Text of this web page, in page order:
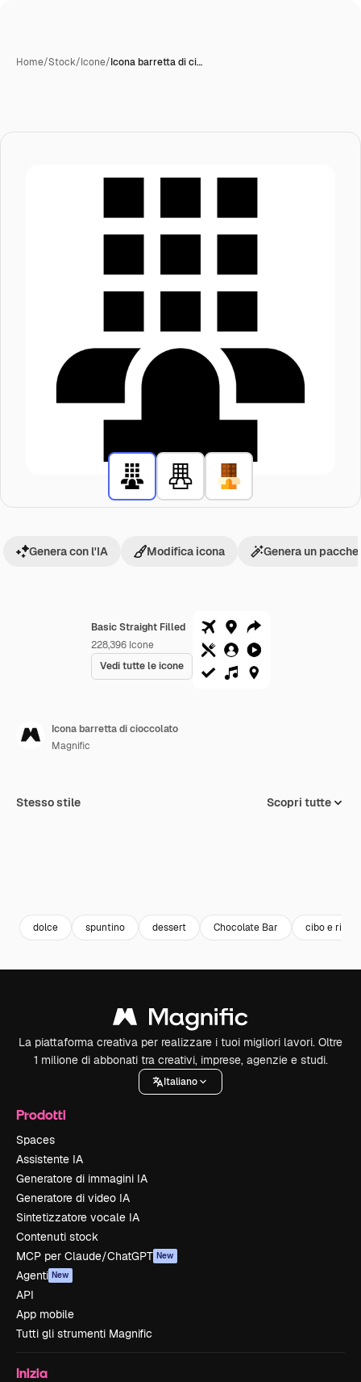
Home/Stock/Icone/Icona barretta di ci…
Basic Straight Filled
228,396 Icone
Vedi tutte le icone
Genera con l'IA Modifica icona Genera un
Icona barretta di cioccolato
Magnific
Stesso stile Scopri tutte
dolce spuntino dessert Chocolate Bar cibo e
La piattaforma creativa per realizzare i tuoi migliori lavori. Oltre
1 milione di abbonati tra creativi, imprese, agenzie e studi.
Italiano
Prodotti
Spaces
Assistente IA
Generatore di immagini IA
Generatore di video IA
Sintetizzatore vocale IA
Contenuti stock
MCP per Claude/ChatGPT New
Agenti New
API
App mobile
Tutti gli strumenti Magnific
Inizia